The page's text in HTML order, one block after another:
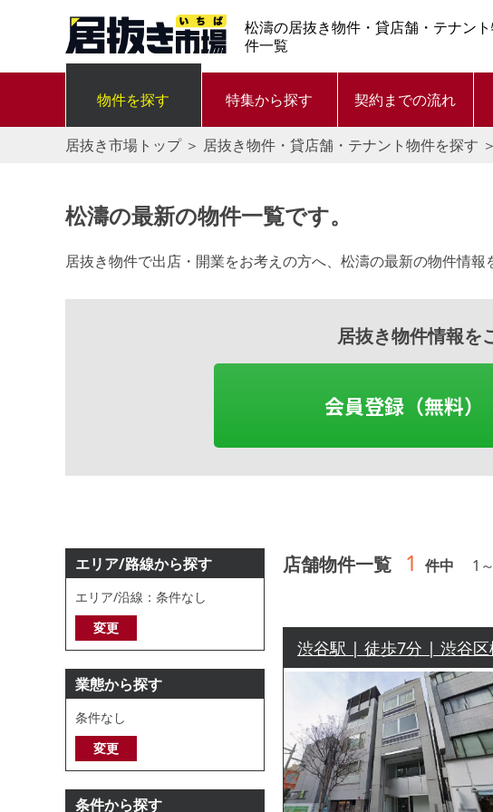
松濤の居抜き物件・貸店舗・テナン
件一覧
物件を探す 特集から探す 契約までの流れ
居抜き市場トップ＞ 居抜き物件・貸店舗・テナント物件を探す ＞
松濤の最新の物件一覧です。
居抜き物件で出店・開業をお考えの方へ、松濤の最新の物件情報
居抜き物件情報を
会員登録（無料）
エリア/路線から探す
エリア/沿線：条件なし
変更
業態から探す
条件なし
変更
条件から探す
店舗物件一覧 1 件中 1 ～
渋谷駅 | 徒歩7分 | 渋谷区